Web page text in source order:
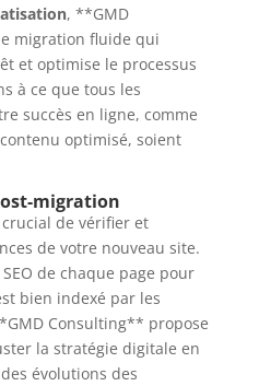
, **GMD
migration fluide qui
et optimise le processus
à ce que tous les
succès en ligne, comme
optimisé, soient
migration
de vérifier et
de votre nouveau site.
de chaque page pour
bien indexé par les
Consulting** propose
la stratégie digitale en
évolutions des